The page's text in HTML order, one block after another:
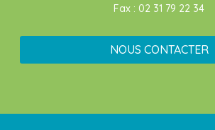
Fax : 02 31 79 22 34
NOUS CONTACTER